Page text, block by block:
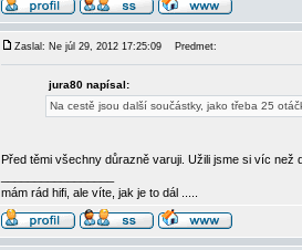
Zaslal: Ne júl 29, 2012 17:25:09 Predmet:
jura80 napísal:
Na cestě jsou další součástky, jako třeba 25
Před těmi všechny důrazně varuji. Užili jsme si víc
mám rád hifi, ale víte, jak je to dál .....